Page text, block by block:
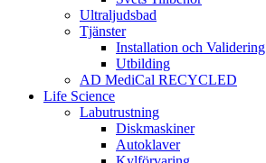
Ultraljudsbad
Tjänster
Installation och Validering
Utbilding
AD MediCal RECYCLED
Life Science
Labutrustning
Diskmaskiner
Autoklaver